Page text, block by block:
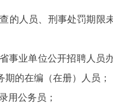
的人员、刑事处罚期限
事业单位公开招聘人员
的在编（在册）人员；
用公务员；